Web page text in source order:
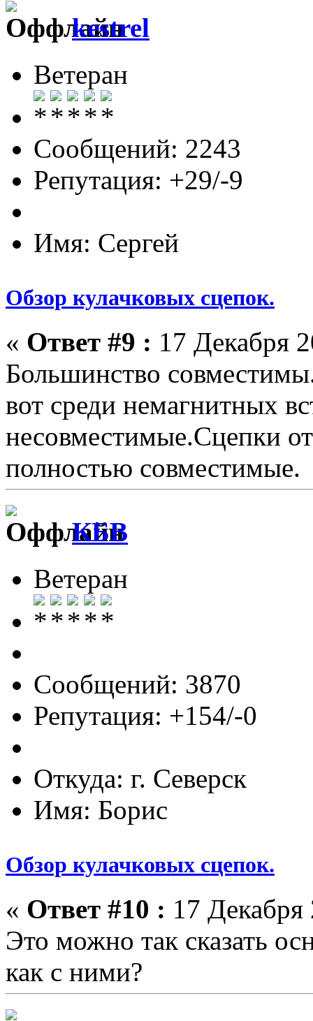
kestrel
Ветеран
Сообщений: 2243
Репутация: +29/-9
Имя: Сергей
Обзор кулачковых сцепок.
« Ответ #9 : 17 Декабря
Большинство
вот среди немагнитных
несовместимые.Сцепки
полностью совместимые.
КБВ
Ветеран
Сообщений: 3870
Репутация: +154/-0
Откуда: г. Северск
Имя: Борис
Обзор кулачковых сцепок.
« Ответ #10 : 17
Это можно так сказать
как с ними?